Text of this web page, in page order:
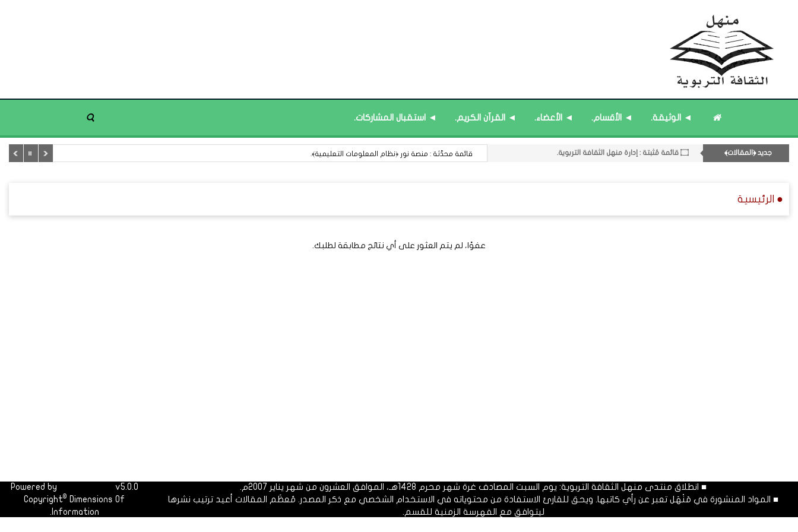
◄ الوثيقة. ◄ الأقسام. ◄ الأعضاء. ◄ القرآن الكريم. ◄ استقبال المشاركات.
جديد ﴿المقالات﴾
08- القسم الثامن : الثقافة ﴿اللغوية - الشعرية - القصصية﴾.
۝ قائمة مُثبتة : مشرف منهل الثقافة التربوية.
12- القسم الثاني عشر : الثقافة ﴿الرياضية - المعرفية - المستقبلية﴾.
۝ قائمة مُحدَّثة : مختارات من المشاركات المُحدَّثة.
۝ قائمة مُحدَّثة : مختارات من جديد المشاركات.
۝ قائمة مُثبتة : إدارة منهل الثقافة التربوية. قائمة محدَّثة : منصة نور ﴿نظام المعلومات التعليمية﴾.
● الرئيسية
عفوًا، لم يتم العثور على أي نتائج مطابقة لطلبك.
■ انطلاق منتدى منهل الثقافة التربوية: يوم السبت المصادف غرة شهر محرم 1428هـ، الموافق العشرون من شهر يناير 2007م.
■ المواد المنشورة في مَنْهَل تعبر عن رأي كاتبها. ويحق للقارئ الاستفادة من محتوياته في الاستخدام الشخصي مع ذكر المصدر. مُعظَم المقالات أعيد ترتيب نشرها
ليتوافق مع الفهرسة الزمنية للقسم.
Powered by
v5.0.0
Copyright© Dimensions Of
Information.